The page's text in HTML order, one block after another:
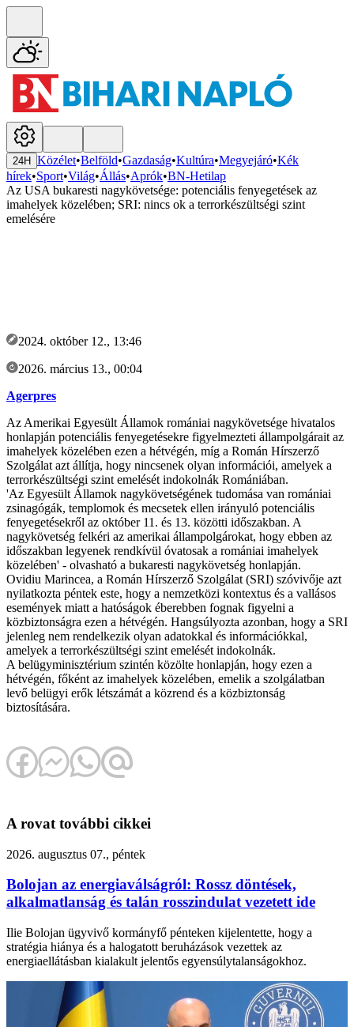
24H Közélet•Belföld•Gazdaság•Kultúra•Megyejáró•Kék
hírek•Sport•Világ•Állás•Aprók•BN-Hetilap
Az USA bukaresti nagykövetsége: potenciális fenyegetések az
imahelyek közelében; SRI: nincs ok a terrorkészültségi szint
emelésére
2024. október 12., 13:46
2026. március 13., 00:04
Agerpres
Az Amerikai Egyesült Államok romániai nagykövetsége hivatalos
honlapján potenciális fenyegetésekre figyelmezteti állampolgárait az
imahelyek közelében ezen a hétvégén, míg a Román Hírszerző
Szolgálat azt állítja, hogy nincsenek olyan információi, amelyek a
terrorkészültségi szint emelését indokolnák Romániában.
'Az Egyesült Államok nagykövetségének tudomása van romániai
zsinagógák, templomok és mecsetek ellen irányuló potenciális
fenyegetésekről az október 11. és 13. közötti időszakban. A
nagykövetség felkéri az amerikai állampolgárokat, hogy ebben az
időszakban legyenek rendkívül óvatosak a romániai imahelyek
közelében' - olvasható a bukaresti nagykövetség honlapján.
Ovidiu Marincea, a Román Hírszerző Szolgálat (SRI) szóvivője azt
nyilatkozta péntek este, hogy a nemzetközi kontextus és a vallásos
események miatt a hatóságok éberebben fognak figyelni a
közbiztonságra ezen a hétvégén. Hangsúlyozta azonban, hogy a SRI
jelenleg nem rendelkezik olyan adatokkal és információkkal,
amelyek a terrorkészültségi szint emelését indokolnák.
A belügyminisztérium szintén közölte honlapján, hogy ezen a
hétvégén, főként az imahelyek közelében, emelik a szolgálatban
levő belügyi erők létszámát a közrend és a közbiztonság
biztosítására.
A rovat további cikkei
2026. augusztus 07., péntek
Bolojan az energiaválságról: Rossz döntések,
alkalmatlanság és talán rosszindulat vezetett ide
Ilie Bolojan ügyvivő kormányfő pénteken kijelentette, hogy a
stratégia hiánya és a halogatott beruházások vezettek az
energiaellátásban kialakult jelentős egyensúlytalanságokhoz.